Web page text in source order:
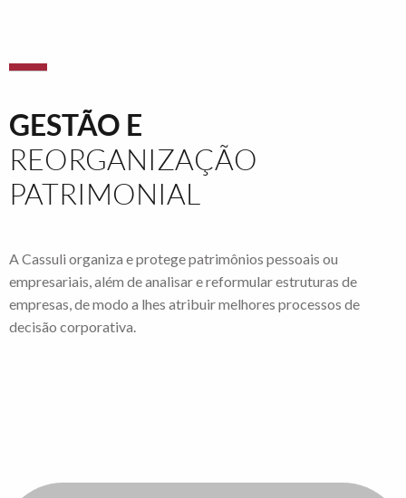
GESTÃO E
REORGANIZAÇÃO
PATRIMONIAL
A Cassuli organiza e protege patrimônios pessoais ou
empresariais, além de analisar e reformular estruturas de
empresas, de modo a lhes atribuir melhores processos de
decisão corporativa.